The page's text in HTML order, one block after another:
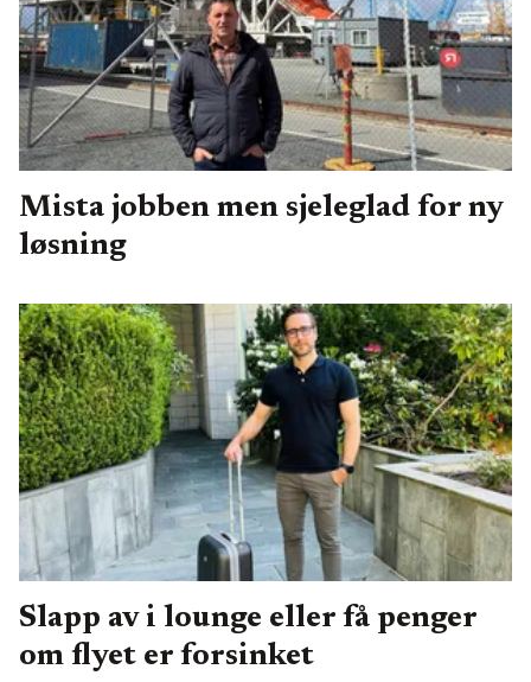
Mista jobben men sjeleglad for ny
løsning
Slapp av i lounge eller få penger
om flyet er forsinket